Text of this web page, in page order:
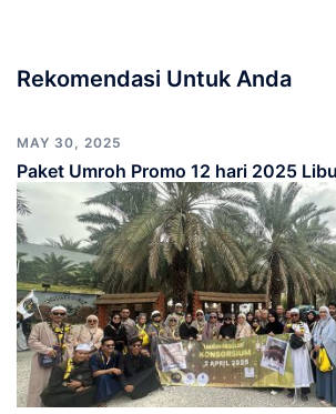
Rekomendasi Untuk Anda
MAY 30, 2025
Paket Umroh Promo 12 hari 2025